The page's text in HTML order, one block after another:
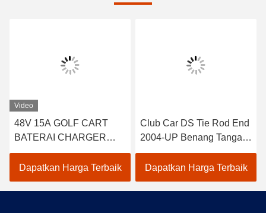
Video
48V 15A GOLF CART
BATERAI CHARGER
UNTUK CLUB MOBIL
EZGO YAMAHA BUGGY
US BATERAI TROJAN
CROWN 48 VOLT
Dapatkan Harga Terbaik
Club Car DS Tie Rod End
2004-UP Benang Tangan
Kanan 2 pcs 102022601 /
102288301
Dapatkan Harga Terbaik